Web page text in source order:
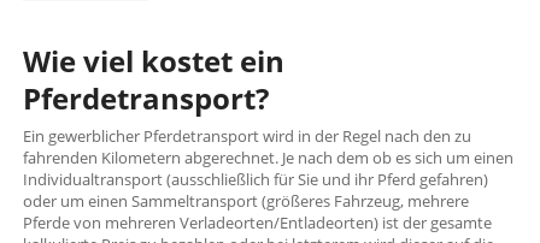
Wie viel kostet ein
Pferdetransport?
Ein gewerblicher Pferdetransport wird in der Regel nach den zu
fahrenden Kilometern abgerechnet. Je nach dem ob es sich um einen
Individualtransport (ausschließlich für Sie und ihr Pferd gefahren)
oder um einen Sammeltransport (größeres Fahrzeug, mehrere
Pferde von mehreren Verladeorten/Entladeorten) ist der gesamte